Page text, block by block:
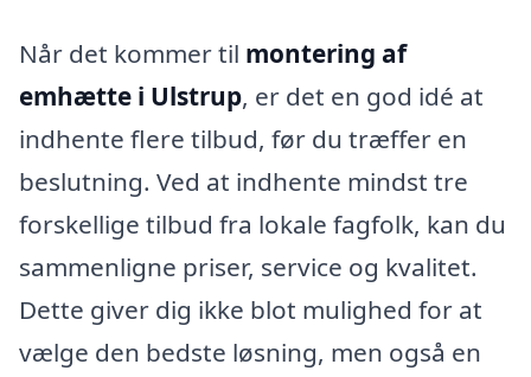
Når det kommer til montering af
emhætte i Ulstrup, er det en god idé at
indhente flere tilbud, før du træffer en
beslutning. Ved at indhente mindst tre
forskellige tilbud fra lokale fagfolk, kan du
sammenligne priser, service og kvalitet.
Dette giver dig ikke blot mulighed for at
vælge den bedste løsning, men også en